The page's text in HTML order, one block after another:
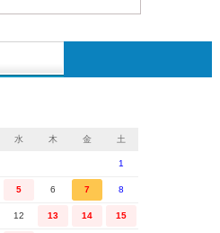
水 木 金 土
1
5 6 7 8
12 13 14 15